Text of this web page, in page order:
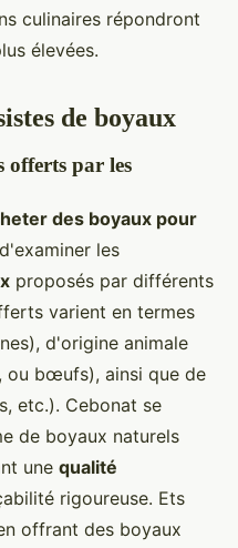
culinaires répondront
élevées.
de boyaux
offerts par les
des boyaux pour
les
proposés par différents
varient en termes
d'origine animale
ou bœufs), ainsi que de
etc.). Cebonat se
de boyaux naturels
une qualité
rigoureuse. Ets
offrant des boyaux